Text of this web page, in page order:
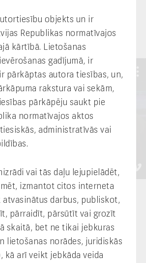
objekts un ir
Republikas normatīvajos
kārtībā. Lietošanas
gadījumā, ir
pārkāptas autora tiesības, un,
rakstura vai sekām,
pārkāpēju saukt pie
normatīvajos aktos
administratīvās vai
vai tās daļu lejupielādēt,
izmantot citos interneta
darbus, publiskot,
pārraidīt, pārsūtīt vai grozīt
skaitā, bet ne tikai jebkuras
lietošanas norādes, juridiskās
kā arī veikt jebkāda veida
ir mans vārds
mums